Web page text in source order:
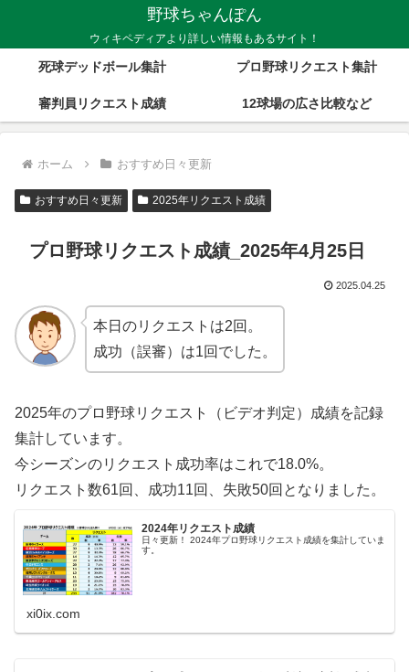
野球ちゃんぽん
ウィキペディアより詳しい情報もあるサイト！
死球デッドボール集計 プロ野球リクエスト集計
審判員リクエスト成績 12球場の広さ比較など
ホーム おすすめ日々更新
おすすめ日々更新 2025年リクエスト成績
プロ野球リクエスト成績_2025年4月25日
2025.04.25
本日のリクエストは2回。
成功（誤審）は1回でした。
2025年のプロ野球リクエスト（ビデオ判定）成績を記録
集計しています。
今シーズンのリクエスト成功率はこれで18.0%。
リクエスト数61回、成功11回、失敗50回となりました。
2024年リクエスト成績
日々更新！ 2024年プロ野球リクエスト成績を集計していま
す。
xi0ix.com